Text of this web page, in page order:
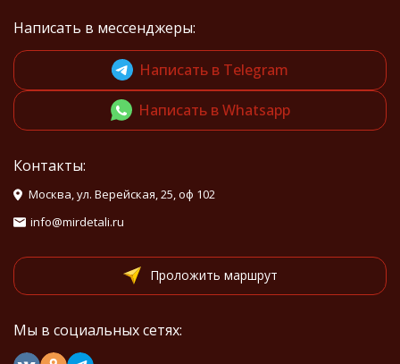
Написать в мессенджеры:
Написать в Telegram
Написать в Whatsapp
Контакты:
Москва, ул. Верейская, 25, оф 102
info@mirdetali.ru
Проложить маршрут
Мы в социальных сетях: